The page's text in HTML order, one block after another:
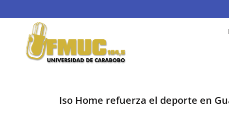
Iso Home refuerza el deporte en